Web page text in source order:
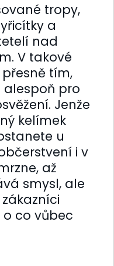
tropy,
a
nad
V takové
tím,
pro
Jenže
kelímek
u
i v
až
smysl, ale
co vůbec